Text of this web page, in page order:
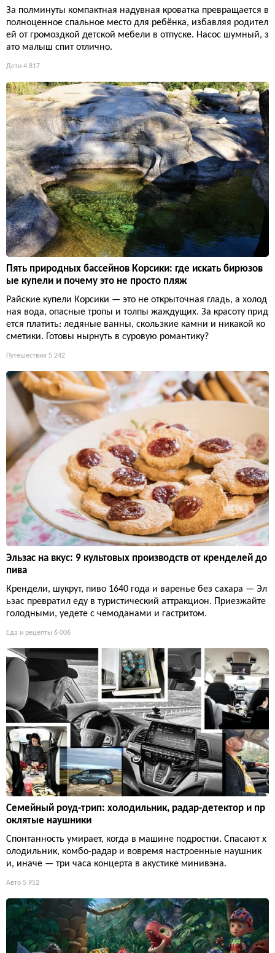
За полминуты компактная надувная кроватка превращается в
полноценное спальное место для ребёнка, избавляя родител
ей от громоздкой детской мебели в отпуске. Насос шумный, з
ато малыш спит отлично.
Дети 4 817
Пять природных бассейнов Корсики: где искать бирюзов
ые купели и почему это не просто пляж
Райские купели Корсики — это не открыточная гладь, а холод
ная вода, опасные тропы и толпы жаждущих. За красоту прид
ется платить: ледяные ванны, скользкие камни и никакой ко
сметики. Готовы нырнуть в суровую романтику?
Путешествия 5 242
Эльзас на вкус: 9 культовых производств от кренделей до
пива
Крендели, шукрут, пиво 1640 года и варенье без сахара — Эл
ьзас превратил еду в туристический аттракцион. Приезжайте
голодными, уедете с чемоданами и гастритом.
Еда и рецепты 6 006
Семейный роуд-трип: холодильник, радар-детектор и пр
оклятые наушники
Спонтанность умирает, когда в машине подростки. Спасают х
олодильник, комбо-радар и вовремя настроенные наушник
и, иначе — три часа концерта в акустике минивэна.
Авто 5 952